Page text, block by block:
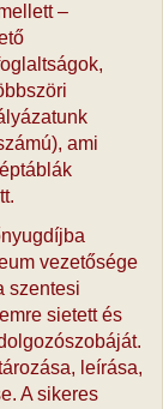
–
ami
vezetősége
szentesi
sietett és
leírása,
A sikeres